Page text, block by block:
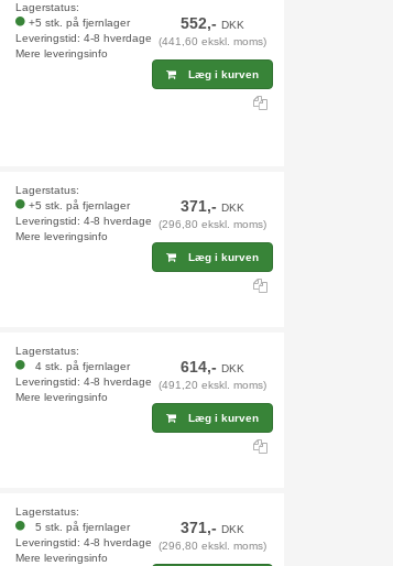
Lagerstatus:
+5 stk. på fjernlager
Leveringstid: 4-8 hverdage
Mere leveringsinfo
552,-DKK
(441,60 ekskl. moms)
Læg i kurven
Lagerstatus:
+5 stk. på fjernlager
Leveringstid: 4-8 hverdage
Mere leveringsinfo
371,-DKK
(296,80 ekskl. moms)
Læg i kurven
Lagerstatus:
4 stk. på fjernlager
Leveringstid: 4-8 hverdage
Mere leveringsinfo
614,-DKK
(491,20 ekskl. moms)
Læg i kurven
Lagerstatus:
5 stk. på fjernlager
Leveringstid: 4-8 hverdage
Mere leveringsinfo
371,-DKK
(296,80 ekskl. moms)